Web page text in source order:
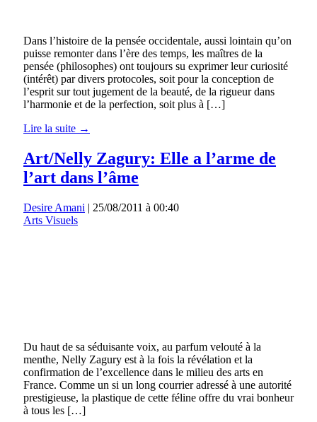
Dans l’histoire de la pensée occidentale, aussi lointain qu’on
puisse remonter dans l’ère des temps, les maîtres de la
pensée (philosophes) ont toujours su exprimer leur curiosité
(intérêt) par divers protocoles, soit pour la conception de
l’esprit sur tout jugement de la beauté, de la rigueur dans
l’harmonie et de la perfection, soit plus à […]
Lire la suite →
Art/Nelly Zagury: Elle a l’arme de
l’art dans l’âme
Desire Amani | 25/08/2011 à 00:40
Arts Visuels
Du haut de sa séduisante voix, au parfum velouté à la
menthe, Nelly Zagury est à la fois la révélation et la
confirmation de l’excellence dans le milieu des arts en
France. Comme un si un long courrier adressé à une autorité
prestigieuse, la plastique de cette féline offre du vrai bonheur
à tous les […]